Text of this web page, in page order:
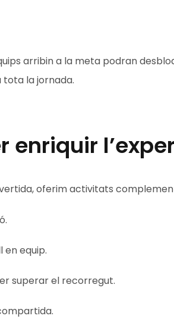
arribin a la meta podran
tota la jornada.
enriquir
oferim activitats
equip.
superar el recorregut.